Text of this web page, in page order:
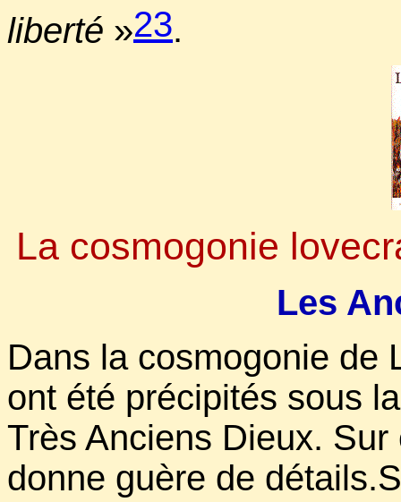
liberté »23.
La cosmogonie
Les
Dans la cosmogonie de
ont été précipités sous
Très Anciens Dieux.
donne guère de